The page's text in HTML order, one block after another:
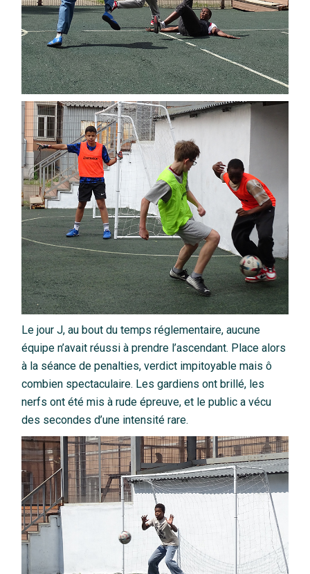
Le jour J, au bout du temps réglementaire, aucune
équipe n’avait réussi à prendre l’ascendant. Place alors
à la séance de penalties, verdict impitoyable mais ô
combien spectaculaire. Les gardiens ont brillé, les
nerfs ont été mis à rude épreuve, et le public a vécu
des secondes d’une intensité rare.